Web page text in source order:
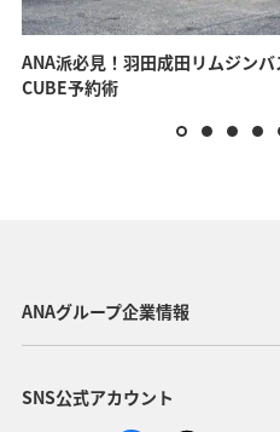
ANA派必見！羽田成田リムジン
CUBE予約術
ANAグループ企業情報
SNS公式アカウント